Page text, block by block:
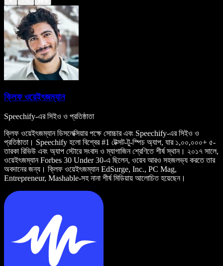
ক্লিফ ওয়েইৎজম্যান
Speechify-এর সিইও ও প্রতিষ্ঠাতা
ক্লিফ ওয়েইৎজম্যান ডিসলেক্সিয়ার পক্ষে সোচ্চার এবং Speechify-এর সিইও ও
প্রতিষ্ঠাতা। Speechify হলো বিশ্বের #1 টেক্সট-টু-স্পিচ অ্যাপ, যার ১,০০,০০০+ ৫-
তারকা রিভিউ এবং অ্যাপ স্টোরে সংবাদ ও ম্যাগাজিন শ্রেণিতে শীর্ষ স্থান। ২০১৭ সালে,
ওয়েইৎজম্যান Forbes 30 Under 30-এ ছিলেন, ওয়েব আরও সহজলভ্য করতে তার
অবদানের জন্য। ক্লিফ ওয়েইৎজম্যান EdSurge, Inc., PC Mag,
Entrepreneur, Mashable-সহ নানা শীর্ষ মিডিয়ায় আলোচিত হয়েছেন।